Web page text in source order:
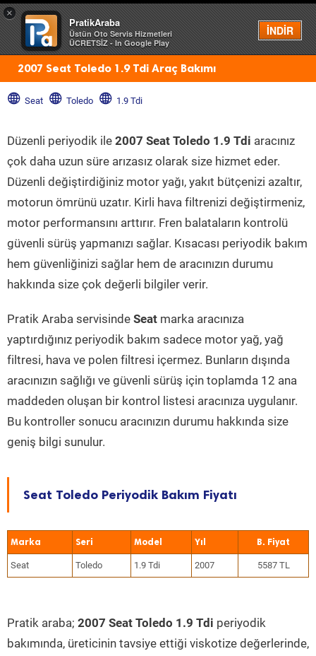
×
PratikAraba
Üstün Oto Servis Hizmetleri
ÜCRETSİZ - In Google Play
İNDİR
Menü
2007 Seat Toledo 1.9 Tdi Araç Bakımı
Seat Toledo 1.9 Tdi
Düzenli periyodik ile 2007 Seat Toledo 1.9 Tdi aracınız
çok daha uzun süre arızasız olarak size hizmet eder.
Düzenli değiştirdiğiniz motor yağı, yakıt bütçenizi azaltır,
motorun ömrünü uzatır. Kirli hava filtrenizi değiştirmeniz,
motor performansını arttırır. Fren balataların kontrolü
güvenli sürüş yapmanızı sağlar. Kısacası periyodik bakım
hem güvenliğinizi sağlar hem de aracınızın durumu
hakkında size çok değerli bilgiler verir.
Pratik Araba servisinde Seat marka aracınıza
yaptırdığınız periyodik bakım sadece motor yağ, yağ
filtresi, hava ve polen filtresi içermez. Bunların dışında
aracınızın sağlığı ve güvenli sürüş için toplamda 12 ana
maddeden oluşan bir kontrol listesi aracınıza uygulanır.
Bu kontroller sonucu aracınızın durumu hakkında size
geniş bilgi sunulur.
Seat Toledo Periyodik Bakım Fiyatı
Marka Seri Model Yıl
Seat Toledo 1.9 Tdi 2007 5587 TL
Pratik araba; 2007 Seat Toledo 1.9 Tdi periyodik
bakımında, üreticinin tavsiye ettiği viskotize değerlerinde,